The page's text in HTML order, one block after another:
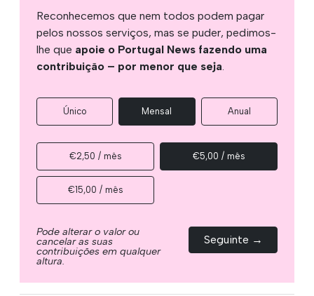
Reconhecemos que nem todos podem pagar
pelos nossos serviços, mas se puder, pedimos-
lhe que apoie o Portugal News fazendo uma
contribuição – por menor que seja.
Único Mensal Anual
€2,50 / mês €5,00 / mês
€15,00 / mês
Pode alterar o valor ou
cancelar as suas
contribuições em qualquer
altura.
Seguinte →